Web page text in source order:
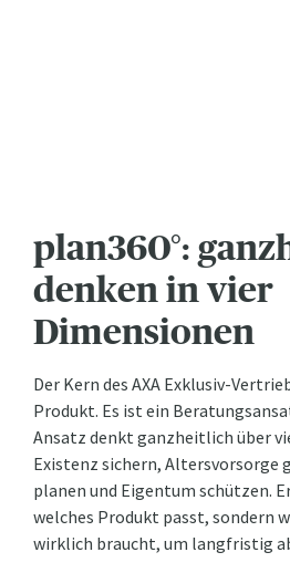
plan360°:
denken in vier
Dimensionen
Der Kern des AXA Exklusiv-
Produkt. Es ist ein
Ansatz denkt ganzheitlich über
Existenz sichern, Altersvorsorge
planen und Eigentum schützen.
welches Produkt passt, sondern
wirklich braucht, um langfristig